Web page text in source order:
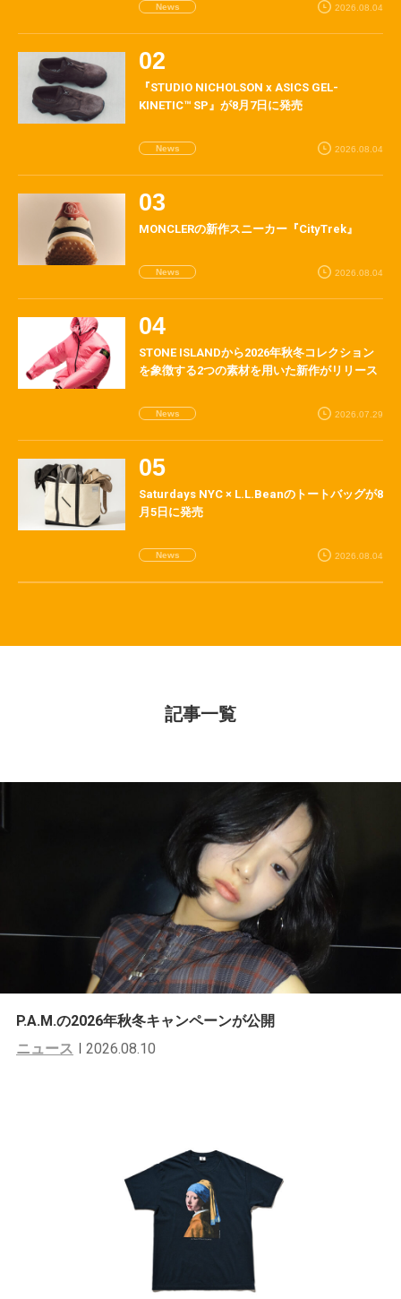
News 2026.08.04
『STUDIO NICHOLSON x ASICS GEL-
KINETIC™ SP』が8月7日に発売
News 2026.08.04
MONCLERの新作スニーカー『CityTrek』
News 2026.08.04
STONE ISLANDから2026年秋冬コレクション
を象徴する2つの素材を用いた新作がリリース
News 2026.07.29
Saturdays NYC × L.L.Beanのトートバッグが8
月5日に発売
News 2026.08.04
記事一覧
P.A.M.の2026年秋冬キャンペーンが公開
ニュース
2026.08.10